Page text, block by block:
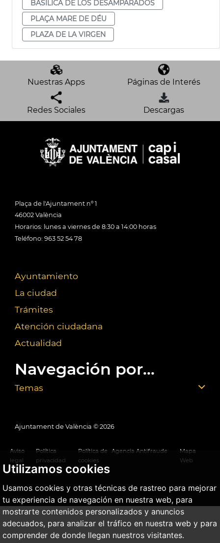
Utilizamos cookies
Usamos cookies y otras técnicas de rastreo para mejorar
tu experiencia de navegación en nuestra web, para
mostrarte contenidos personalizados y anuncios
adecuados, para analizar el tráfico en nuestra web y para
comprender de donde llegan nuestros visitantes.
BASÍLICA DE LOS DESAMPARADOS
PLAÇA MARE DE DÉU
PLAZA DE LA VIRGEN
Nuestras Apps Páginas de Interés
Redes Sociales Descargas
Plaça de l'Ajuntament nº 1
46002 València
Horarios: lunes a viernes de 8:30 a 14:00 horas
Teléfono: 963 52 54 78
Ayuntamiento
La ciudad
Trámites
Atención ciudadana
Actualidad
Navegación por...
Temas
Ajuntament de València © 2026
Aviso
legal
Política
privacidad
Política de
cookies
Agencia Antifraude
Mapa
Web